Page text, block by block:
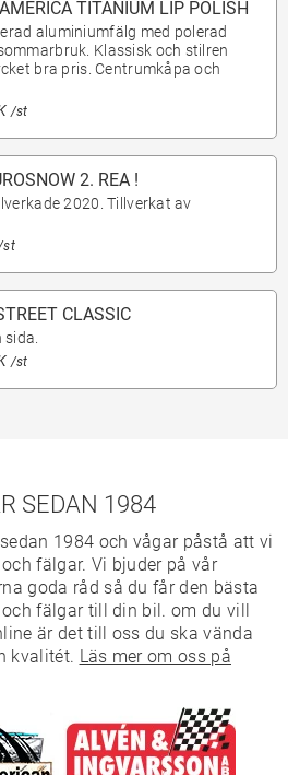
TITANIUM LIP POLISH
aluminiumfälg med polerad
Klassisk och stilren
bra pris. Centrumkåpa och
/st
2. REA !
2020. Tillverkat av
st
CLASSIC
/st
SEDAN 1984
1984 och vågar påstå att vi
fälgar. Vi bjuder på vår
goda råd så du får den bästa
fälgar till din bil. om du vill
är det till oss du ska vända
kvalitét. Läs mer om oss på